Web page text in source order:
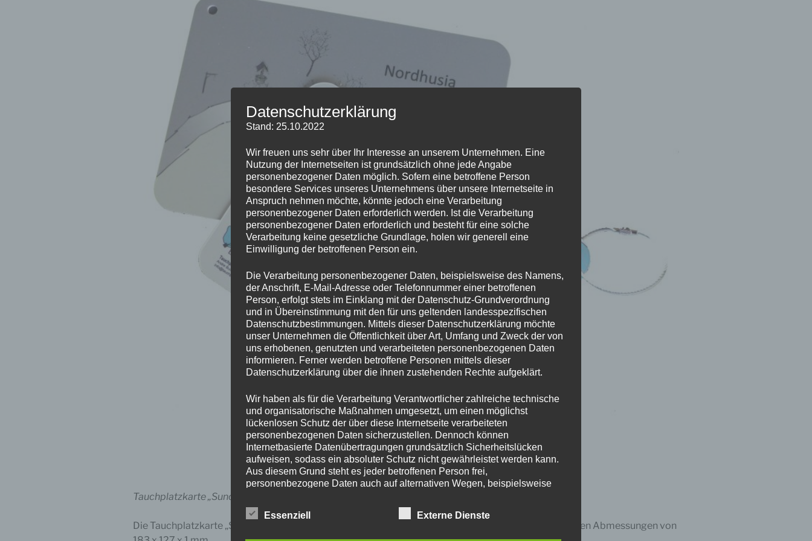
Tauchplatzkarte „Sundhäuser See“
Die Tauchplatzkarte „Sundhäuser See“ besteht aus einer beidseitig bedruckten Polystyrolplatte mit den Abmessungen von
Datenschutzerklärung
Stand: 25.10.2022
Wir freuen uns sehr über Ihr Interesse an unserem Unternehmen. Eine
Nutzung der Internetseiten ist grundsätzlich ohne jede Angabe
personenbezogener Daten möglich. Sofern eine betroffene Person
besondere Services unseres Unternehmens über unsere Internetseite in
Anspruch nehmen möchte, könnte jedoch eine Verarbeitung
personenbezogener Daten erforderlich werden. Ist die Verarbeitung
personenbezogener Daten erforderlich und besteht für eine solche
Verarbeitung keine gesetzliche Grundlage, holen wir generell eine
Einwilligung der betroffenen Person ein.
Die Verarbeitung personenbezogener Daten, beispielsweise des Namens,
der Anschrift, E-Mail-Adresse oder Telefonnummer einer betroffenen
Person, erfolgt stets im Einklang mit der Datenschutz-Grundverordnung
und in Übereinstimmung mit den für uns geltenden landesspezifischen
Datenschutzbestimmungen. Mittels dieser Datenschutzerklärung möchte
unser Unternehmen die Öffentlichkeit über Art, Umfang und Zweck der von
uns erhobenen, genutzten und verarbeiteten personenbezogenen Daten
informieren. Ferner werden betroffene Personen mittels dieser
Datenschutzerklärung über die ihnen zustehenden Rechte aufgeklärt.
Wir haben als für die Verarbeitung Verantwortlicher zahlreiche technische
und organisatorische Maßnahmen umgesetzt, um einen möglichst
lückenlosen Schutz der über diese Internetseite verarbeiteten
personenbezogenen Daten sicherzustellen. Dennoch können
Internetbasierte Datenübertragungen grundsätzlich Sicherheitslücken
aufweisen, sodass ein absoluter Schutz nicht gewährleistet werden kann.
Aus diesem Grund steht es jeder betroffenen Person frei,
personenbezogene Daten auch auf alternativen Wegen, beispielsweise
Essenziell Externe Dienste